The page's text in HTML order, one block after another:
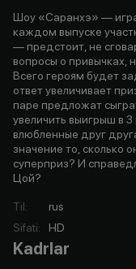
Шоу «Саранхэ» —
каждом выпуске
— предстоит, не
вопросы о привычках,
Всего героям будет
ответ увеличивает
паре предложат
увеличить выигрыш в
влюбленные друг
значение то, сколько
суперприз? И
Цой?
Til:
rus
Sifati: HD
Kadrlar